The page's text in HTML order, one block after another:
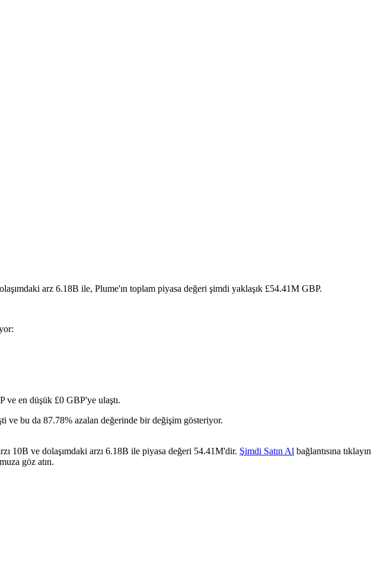
arz 6.18B ile, Plume'ın toplam piyasa değeri şimdi yaklaşık £54.41M GBP.
ve en düşük £0 GBP'ye ulaştı.
ve bu da 87.78% azalan değerinde bir değişim gösteriyor.
10B ve dolaşımdaki arzı 6.18B ile piyasa değeri 54.41M'dir. Şimdi Satın Al bağlantısına tıklayın
göz atın.